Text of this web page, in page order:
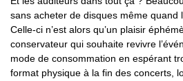
sans acheter de disques même quand
Celle-ci n’est alors qu’un plaisir
conservateur qui souhaite revivre
mode de consommation en espérant
format physique à la fin des concerts,